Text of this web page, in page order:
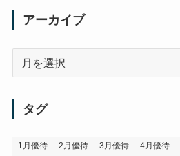
アーカイブ
タグ
1月優待 2月優待 3月優待 4月優待